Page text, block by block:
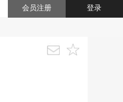
登录
会员注册